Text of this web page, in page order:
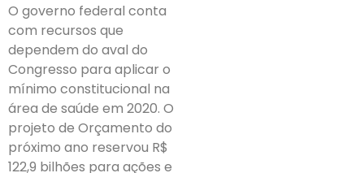
O governo federal conta
com recursos que
dependem do aval do
Congresso para aplicar o
mínimo constitucional na
área de saúde em 2020. O
projeto de Orçamento do
próximo ano reservou R$
122,9 bilhões para ações e